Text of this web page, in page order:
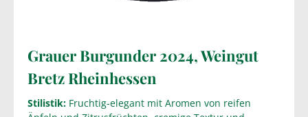
Grauer Burgunder 2024, Weingut
Bretz Rheinhessen
Stilistik: Fruchtig-elegant mit Aromen von reifen